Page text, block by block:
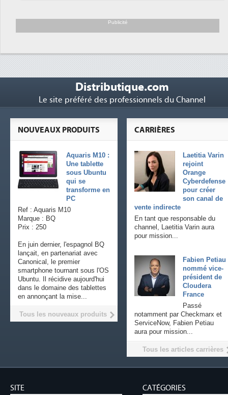
Publicité
Distributique.com
Le site préféré des professionnels du Channel
CARRIÈRES
Laetitia Varin
rejoint
Orange
Cyberdefense
pour créer
son canal de
vente indirecte
En tant que responsable du
channel, Laetitia Varin aura
pour mission...
Fabien Petiau
nommé vice-
président de
Cloudera
France
Passé
notamment par Checkmarx et
ServiceNow, Fabien Petiau
aura pour mission...
Tous les articles carrières
NOUVEAUX PRODUITS
Aquaris M10 :
Une tablette
sous Ubuntu
qui se
transforme en
PC
Ref : Aquaris M10
Marque : BQ
Prix : 250
En juin dernier, l'espagnol BQ
lançait, en partenariat avec
Canonical, le premier
smartphone tournant sous l'OS
Ubuntu. Il récidive aujourd'hui
dans le domaine des tablettes
en annonçant la mise...
Tous les nouveaux produits
SITE CATÉGORIES